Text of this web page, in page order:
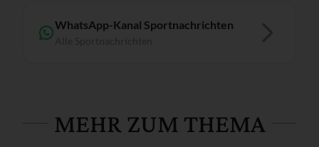
WhatsApp-Kanal Sportnachrichten
MEHR ZUM THEMA